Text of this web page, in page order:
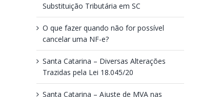
Substituição Tributária em SC
O que fazer quando não for possível
cancelar uma NF-e?
Santa Catarina – Diversas Alterações
Trazidas pela Lei 18.045/20
Santa Catarina – Ajuste de MVA nas